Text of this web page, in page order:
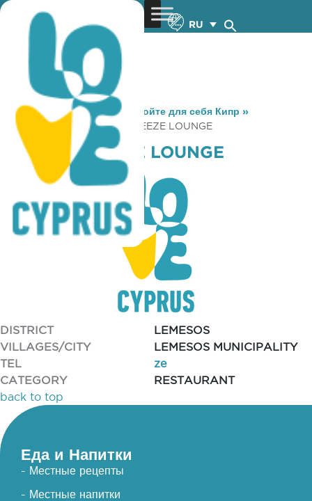
RU
You are here: Home »Откройте для себя Кипр »
Gastronomy
» MARINA BREEZE LOUNGE
MARINA BREEZE LOUNGE
DISTRICT
LEMESOS
VILLAGES/CITY
LEMESOS MUNICIPALITY
TEL
ze
CATEGORY
RESTAURANT
back to top
Еда и Напитки
- Местные рецепты
- Местные напитки